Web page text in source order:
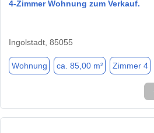
4-Zimmer Wohnung zum Verkauf.
Ingolstadt, 85055
Wohnung ca. 85,00 m² Zimmer 4